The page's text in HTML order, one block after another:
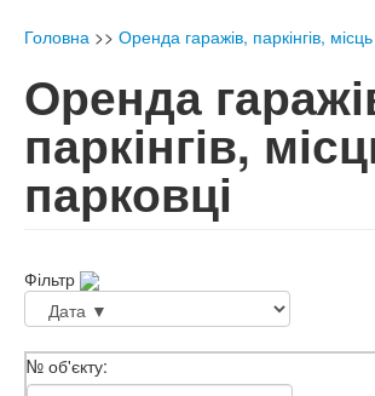
Головна >> Оренда гаражів, паркінгів,
Оренда
паркінгів,
парковці
Фільтр
№ об'єкту: